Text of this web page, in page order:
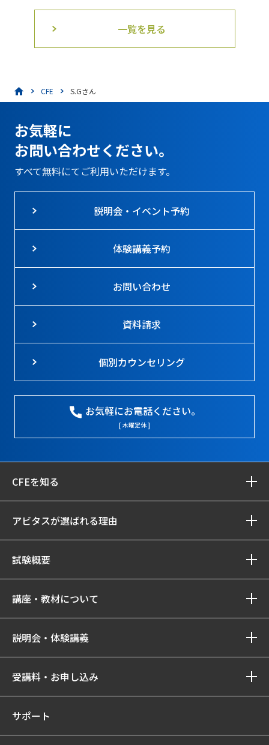
一覧を見る
CFE S.Gさん
お気軽に
お問い合わせください。
すべて無料にてご利用いただけます。
説明会・イベント予約
体験講義予約
お問い合わせ
資料請求
個別カウンセリング
お気軽にお電話ください。
[ 木曜定休 ]
CFEを知る
アビタスが選ばれる理由
試験概要
講座・教材について
説明会・体験講義
受講料・お申し込み
サポート